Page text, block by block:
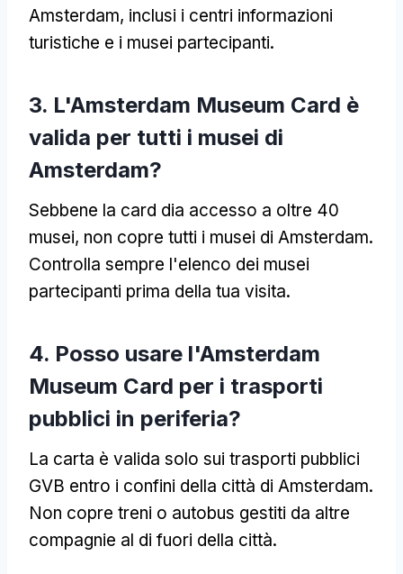
Amsterdam, inclusi i centri informazioni
turistiche e i musei partecipanti.
3. L'Amsterdam Museum Card è
valida per tutti i musei di
Amsterdam?
Sebbene la card dia accesso a oltre 40
musei, non copre tutti i musei di Amsterdam.
Controlla sempre l'elenco dei musei
partecipanti prima della tua visita.
4. Posso usare l'Amsterdam
Museum Card per i trasporti
pubblici in periferia?
La carta è valida solo sui trasporti pubblici
GVB entro i confini della città di Amsterdam.
Non copre treni o autobus gestiti da altre
compagnie al di fuori della città.